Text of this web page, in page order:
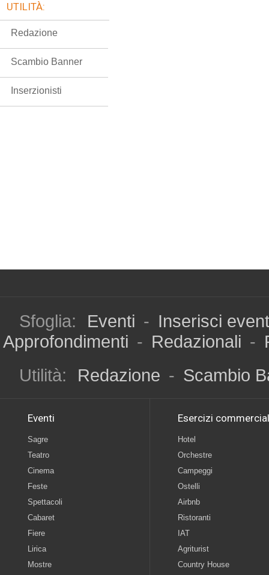
UTILITÀ:
Redazione
Scambio Banner
Inserzionisti
Sfoglia: Eventi - Inserisci
Approfondimenti - Redazionali -
Utilità:
Redazione - Scambio
Eventi
Sagre
Teatro
Cinema
Feste
Spettacoli
Cabaret
Fiere
Lirica
Mostre
Esercizi
Hotel
Orchestre
Campeggi
Ostelli
Airbnb
Ristoranti
IAT
Agriturist
Country House